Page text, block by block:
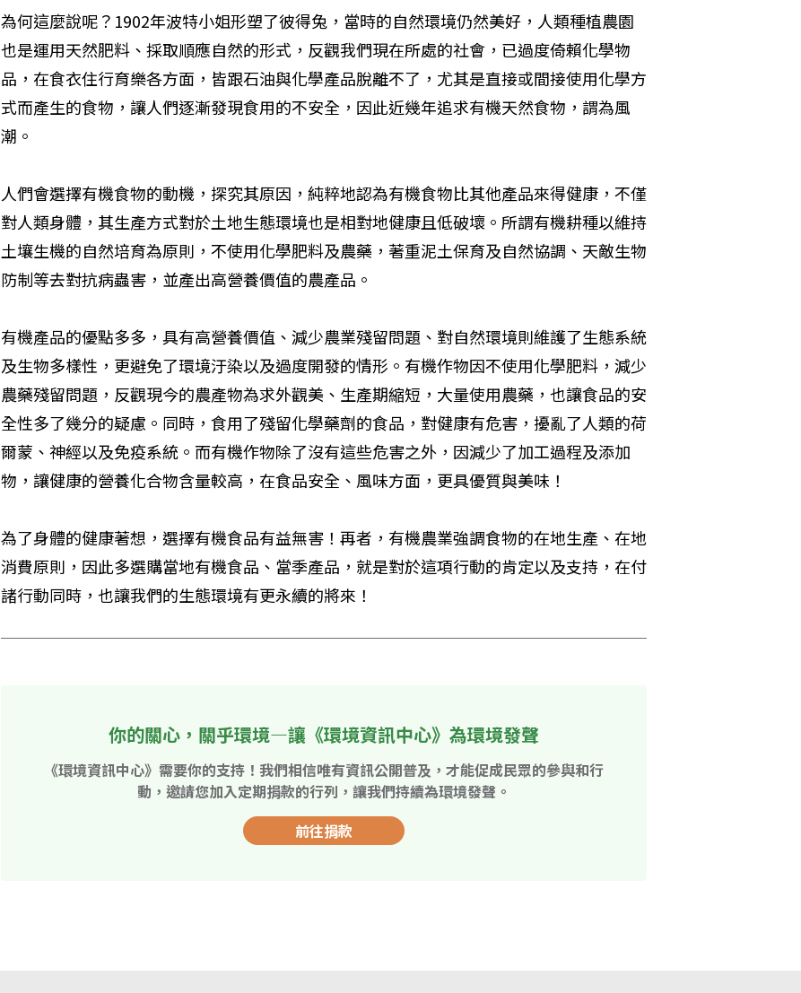
為何這麼說呢？1902年波特小姐形塑了彼得兔，當時的自然環境仍然美好，人類種植農園
也是運用天然肥料、採取順應自然的形式，反觀我們現在所處的社會，已過度倚賴化學物
品，在食衣住行育樂各方面，皆跟石油與化學產品脫離不了，尤其是直接或間接使用化學方
式而產生的食物，讓人們逐漸發現食用的不安全，因此近幾年追求有機天然食物，謂為風
潮。
人們會選擇有機食物的動機，探究其原因，純粹地認為有機食物比其他產品來得健康，不僅
對人類身體，其生產方式對於土地生態環境也是相對地健康且低破壞。所謂有機耕種以維持
土壤生機的自然培育為原則，不使用化學肥料及農藥，著重泥土保育及自然協調、天敵生物
防制等去對抗病蟲害，並產出高營養價值的農產品。
有機產品的優點多多，具有高營養價值、減少農業殘留問題、對自然環境則維護了生態系統
及生物多樣性，更避免了環境汙染以及過度開發的情形。有機作物因不使用化學肥料，減少
農藥殘留問題，反觀現今的農產物為求外觀美、生產期縮短，大量使用農藥，也讓食品的安
全性多了幾分的疑慮。同時，食用了殘留化學藥劑的食品，對健康有危害，擾亂了人類的荷
爾蒙、神經以及免疫系統。而有機作物除了沒有這些危害之外，因減少了加工過程及添加
物，讓健康的營養化合物含量較高，在食品安全、風味方面，更具優質與美味！
為了身體的健康著想，選擇有機食品有益無害！再者，有機農業強調食物的在地生產、在地
消費原則，因此多選購當地有機食品、當季產品，就是對於這項行動的肯定以及支持，在付
諸行動同時，也讓我們的生態環境有更永續的將來！
你的關心，關乎環境—讓《環境資訊中心》為環境發聲
《環境資訊中心》需要你的支持！我們相信唯有資訊公開普及，才能促成民眾的參與和行
動，邀請您加入定期捐款的行列，讓我們持續為環境發聲。
前往捐款